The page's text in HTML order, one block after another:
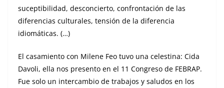
suceptibilidad, desconcierto, confrontación de las
diferencias culturales, tensión de la diferencia
idiomáticas. (…)
El casamiento con Milene Feo tuvo una celestina: Cida
Davoli, ella nos presento en el 11 Congreso de FEBRAP.
Fue solo un intercambio de trabajos y saludos en los